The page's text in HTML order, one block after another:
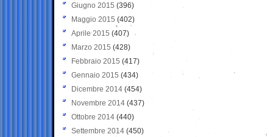
Giugno 2015 (396)
Maggio 2015 (402)
Aprile 2015 (407)
Marzo 2015 (428)
Febbraio 2015 (417)
Gennaio 2015 (434)
Dicembre 2014 (454)
Novembre 2014 (437)
Ottobre 2014 (440)
Settembre 2014 (450)